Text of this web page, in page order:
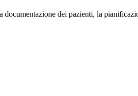
dei pazienti, la